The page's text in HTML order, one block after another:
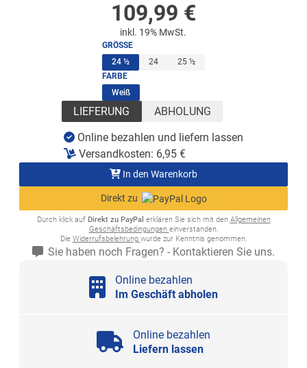
109,99 €
inkl. 19% MwSt.
GRÖSSE
24 ½(ausgewählt)
24
25 ½
FARBE
Weiß(ausgewählt)
LIEFERUNG ABHOLUNG
Online bezahlen und liefern lassen
Versandkosten: 6,95 €
In den Warenkorb
Direkt zu
Durch klick auf Direkt zu PayPal erklären Sie sich mit den Allgemeinen
Geschäftsbedingungen einverstanden.
Die Widerrufsbelehrung wurde zur Kenntnis genommen.
Sie haben noch Fragen? - Kontaktieren Sie uns.
Online bezahlen
Im Geschäft abholen
Online bezahlen
Liefern lassen